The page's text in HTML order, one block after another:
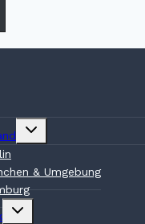
Untermenü
& Umgebung
Untermenü